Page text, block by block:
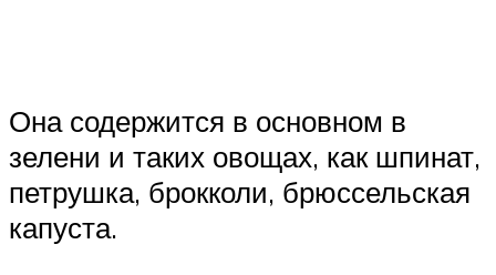
Она содержится в основном в
зелени и таких овощах, как шпинат,
петрушка, брокколи, брюссельская
капуста.